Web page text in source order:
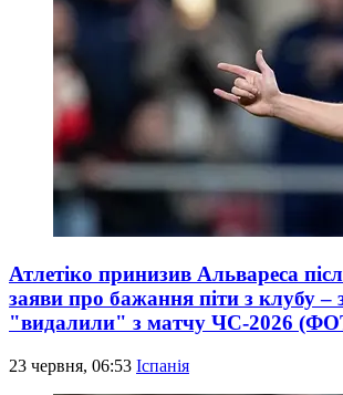
Атлетіко принизив Альвареса
заяви про бажання піти з клубу –
"видалили" з матчу ЧС-2026
23 червня, 06:53 Іспанія